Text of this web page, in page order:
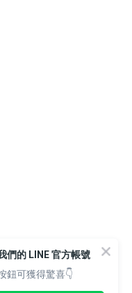
們的 LINE 官方帳號
鈕可獲得驚喜👇